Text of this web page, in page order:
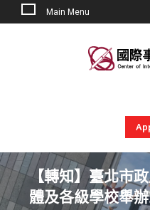
Main Menu
【轉知】臺北市
體及各級學校舉